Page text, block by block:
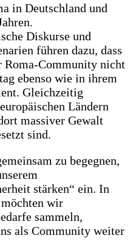
in Deutschland und
Diskurse und
führen dazu, dass
Roma-Community nicht
ebenso wie in ihrem
Gleichzeitig
Ländern
massiver Gewalt
sind.
zu begegnen,
stärken“ ein. In
wir
sammeln,
als Community weiter